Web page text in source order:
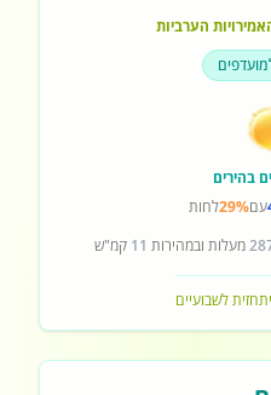
הערביות
בהירים
עם29%לחות
מעלות ובמהירות 11 קמ"ש
תחזית לשבועיים